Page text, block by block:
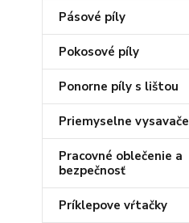
Pásové píly
Pokosové píly
Ponorne píly s lištou
Priemyselne vysavače
Pracovné oblečenie a
bezpečnosť
Príklepove vŕtačky